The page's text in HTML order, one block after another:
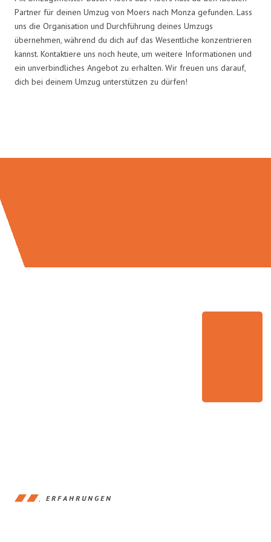
Partner für deinen Umzug von Moers nach Monza gefunden. Lass
uns die Organisation und Durchführung deines Umzugs
übernehmen, während du dich auf das Wesentliche konzentrieren
kannst. Kontaktiere uns noch heute, um weitere Informationen und
ein unverbindliches Angebot zu erhalten. Wir freuen uns darauf,
dich bei deinem Umzug unterstützen zu dürfen!
ERFAHRUNGEN